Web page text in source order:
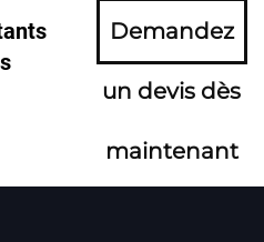
Demandez
un devis dès
maintenant